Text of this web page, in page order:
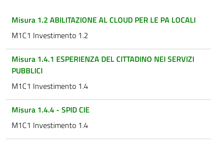
Misura 1.2 ABILITAZIONE AL CLOUD PER LE PA LOCALI
M1C1 Investimento 1.2
Misura 1.4.1 ESPERIENZA DEL CITTADINO NEI SERVIZI
PUBBLICI
M1C1 Investimento 1.4
Misura 1.4.4 - SPID CIE
M1C1 Investimento 1.4